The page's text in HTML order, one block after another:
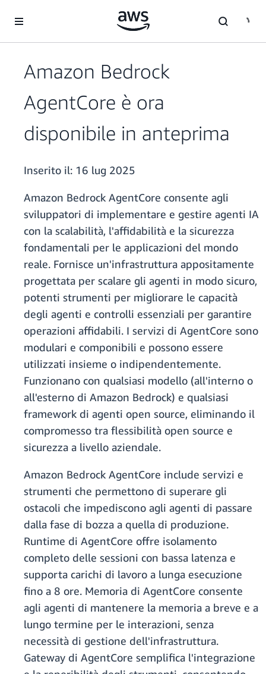
Amazon Bedrock
AgentCore è ora
disponibile in anteprima
Inserito il: 16 lug 2025
Amazon Bedrock AgentCore consente agli
sviluppatori di implementare e gestire agenti IA
con la scalabilità, l'affidabilità e la sicurezza
fondamentali per le applicazioni del mondo
reale. Fornisce un'infrastruttura appositamente
progettata per scalare gli agenti in modo sicuro,
potenti strumenti per migliorare le capacità
degli agenti e controlli essenziali per garantire
operazioni affidabili. I servizi di AgentCore sono
modulari e componibili e possono essere
utilizzati insieme o indipendentemente.
Funzionano con qualsiasi modello (all'interno o
all'esterno di Amazon Bedrock) e qualsiasi
framework di agenti open source, eliminando il
compromesso tra flessibilità open source e
sicurezza a livello aziendale.
Amazon Bedrock AgentCore include servizi e
strumenti che permettono di superare gli
ostacoli che impediscono agli agenti di passare
dalla fase di bozza a quella di produzione.
Runtime di AgentCore offre isolamento
completo delle sessioni con bassa latenza e
supporta carichi di lavoro a lunga esecuzione
fino a 8 ore. Memoria di AgentCore consente
agli agenti di mantenere la memoria a breve e a
lungo termine per le interazioni, senza
necessità di gestione dell'infrastruttura.
Gateway di AgentCore semplifica l'integrazione